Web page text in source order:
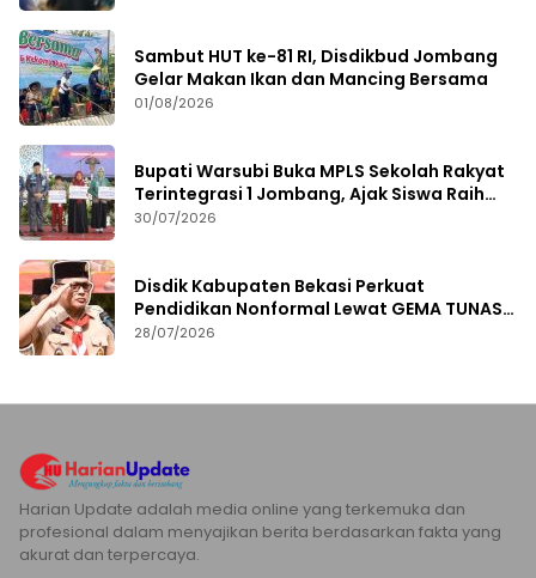
Sambut HUT ke-81 RI, Disdikbud Jombang
Gelar Makan Ikan dan Mancing Bersama
01/08/2026
Bupati Warsubi Buka MPLS Sekolah Rakyat
Terintegrasi 1 Jombang, Ajak Siswa Raih
Prestasi
30/07/2026
Disdik Kabupaten Bekasi Perkuat
Pendidikan Nonformal Lewat GEMA TUNAS
2026
28/07/2026
Harian Update adalah media online yang terkemuka dan
profesional dalam menyajikan berita berdasarkan fakta yang
akurat dan terpercaya.